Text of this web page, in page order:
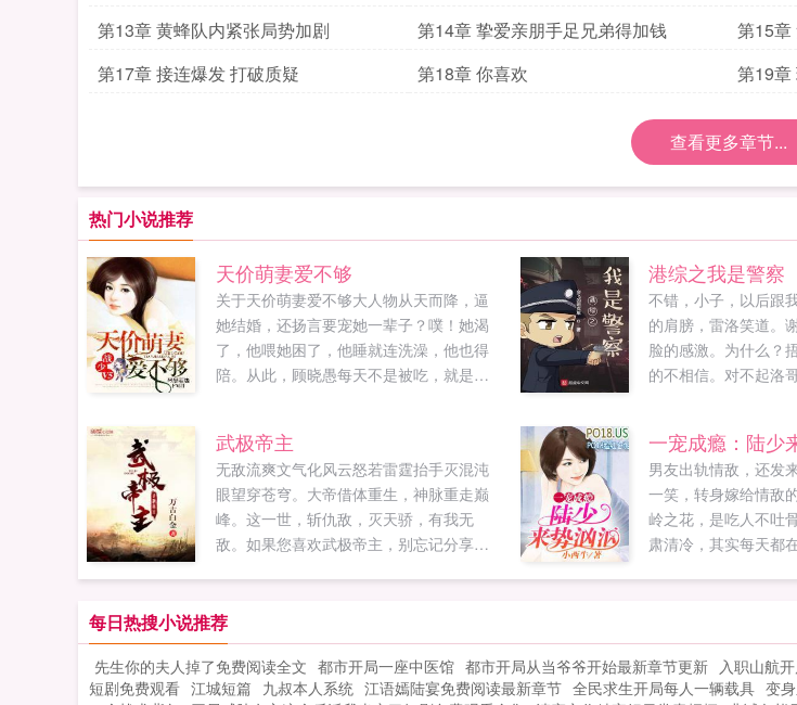
第13章 黄蜂队内紧张局势加剧 第14章 挚爱亲朋手足兄弟得加钱 第15章
第17章 接连爆发 打破质疑
第18章 你喜欢 第19章
查看更多章节...
热门小说推荐
天价萌妻爱不够
关于天价萌妻爱不够大人物从天而降，逼
她结婚，还扬言要宠她一辈子？噗！她渴
了，他喂她困了，他睡就连洗澡，他也得
陪。从此，顾晓愚每天不是被吃，就是走
人微微一跺脚，千人军团来报道，夫人，
首长又饿了。...
港综之我是警察
不错，小子，以后跟
的肩膀，雷洛笑道。
脸的感激。为什么？
的不相信。对不起洛
是挖墙脚的问题，而
阿美发财，我在家中
家驹一脸的苦恼。彭
东扛着巴雷特问道。
弯的人比。彭奕行帅
两把吗？雷卫东拿着
朋友...
武极帝主
无敌流爽文气化风云怒若雷霆抬手灭混沌
眼望穿苍穹。大帝借体重生，神脉重走巅
峰。这一世，斩仇敌，灭天骄，有我无
敌。如果您喜欢武极帝主，别忘记分享给
一宠成瘾：陆少
男友出轨情敌，还发
一笑，转身嫁给情敌
岭之花，是吃人不吐
肃清冷，其实每天都
每日热搜小说推荐
先生你的夫人掉了免费阅读全文 都市开局一座中医馆 都市开局从当爷爷开始最新章节更新 入职山航
短剧免费观看 江城短篇 九叔本人系统 江语嫣陆宴免费阅读最新章节 全民求生开局每人一辆载具 变